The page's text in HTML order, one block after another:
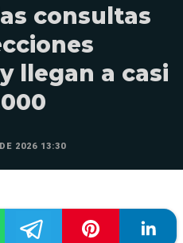
consultas
llegan a casi
2026 13:30